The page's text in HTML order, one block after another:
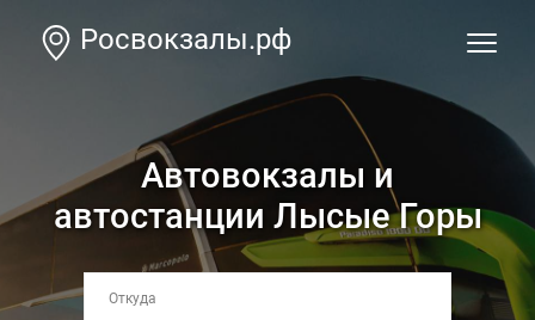
Росвокзалы.рф
Автовокзалы и
автостанции Лысые Горы
Откуда